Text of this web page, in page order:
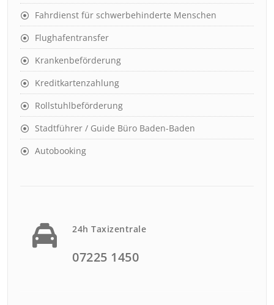
Fahrdienst für schwerbehinderte Menschen
Flughafentransfer
Krankenbeförderung
Kreditkartenzahlung
Rollstuhlbeförderung
Stadtführer / Guide Büro Baden-Baden
Autobooking
24h Taxizentrale
07225 1450